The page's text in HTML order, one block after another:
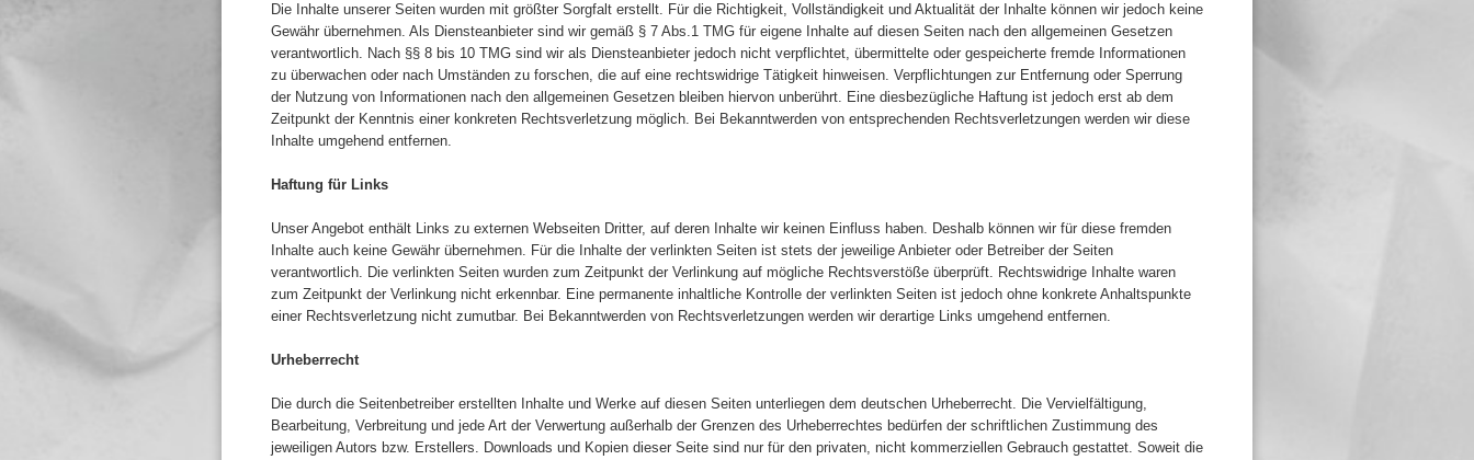
Die Inhalte unserer Seiten wurden mit größter Sorgfalt erstellt. Für die Richtigkeit, Vollständigkeit und Aktualität der Inhalte können wir jedoch keine
Gewähr übernehmen. Als Diensteanbieter sind wir gemäß § 7 Abs.1 TMG für eigene Inhalte auf diesen Seiten nach den allgemeinen Gesetzen
verantwortlich. Nach §§ 8 bis 10 TMG sind wir als Diensteanbieter jedoch nicht verpflichtet, übermittelte oder gespeicherte fremde Informationen
zu überwachen oder nach Umständen zu forschen, die auf eine rechtswidrige Tätigkeit hinweisen. Verpflichtungen zur Entfernung oder Sperrung
der Nutzung von Informationen nach den allgemeinen Gesetzen bleiben hiervon unberührt. Eine diesbezügliche Haftung ist jedoch erst ab dem
Zeitpunkt der Kenntnis einer konkreten Rechtsverletzung möglich. Bei Bekanntwerden von entsprechenden Rechtsverletzungen werden wir diese
Inhalte umgehend entfernen.
Haftung für Links
Unser Angebot enthält Links zu externen Webseiten Dritter, auf deren Inhalte wir keinen Einfluss haben. Deshalb können wir für diese fremden
Inhalte auch keine Gewähr übernehmen. Für die Inhalte der verlinkten Seiten ist stets der jeweilige Anbieter oder Betreiber der Seiten
verantwortlich. Die verlinkten Seiten wurden zum Zeitpunkt der Verlinkung auf mögliche Rechtsverstöße überprüft. Rechtswidrige Inhalte waren
zum Zeitpunkt der Verlinkung nicht erkennbar. Eine permanente inhaltliche Kontrolle der verlinkten Seiten ist jedoch ohne konkrete Anhaltspunkte
einer Rechtsverletzung nicht zumutbar. Bei Bekanntwerden von Rechtsverletzungen werden wir derartige Links umgehend entfernen.
Urheberrecht
Die durch die Seitenbetreiber erstellten Inhalte und Werke auf diesen Seiten unterliegen dem deutschen Urheberrecht. Die Vervielfältigung,
Bearbeitung, Verbreitung und jede Art der Verwertung außerhalb der Grenzen des Urheberrechtes bedürfen der schriftlichen Zustimmung des
jeweiligen Autors bzw. Erstellers. Downloads und Kopien dieser Seite sind nur für den privaten, nicht kommerziellen Gebrauch gestattet. Soweit die